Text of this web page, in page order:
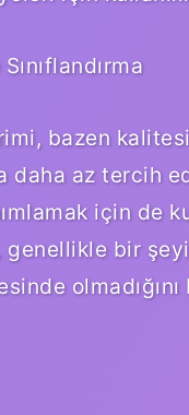
bazen
daha az tercih
için de
genellikle bir